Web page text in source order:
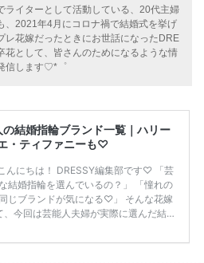
ライターとして活動している、20代主婦
、2021年4月にコロナ禍で結婚式を挙げ
レ花嫁だったときにお世話になったDRE
花として、皆さんのためになるような情
信します♡*゜
結婚指輪ブランド一覧｜ハリー
・ティファニーも♡
んにちは！ DRESSY編集部です♡ 「芸
結婚指輪を選んでいるの？」 「憧れの
じブランドが気になる♡」 そんな花嫁
、今回は芸能人夫婦が実際に選んだ結婚
ンやカルティエ、ティファニーなど世界